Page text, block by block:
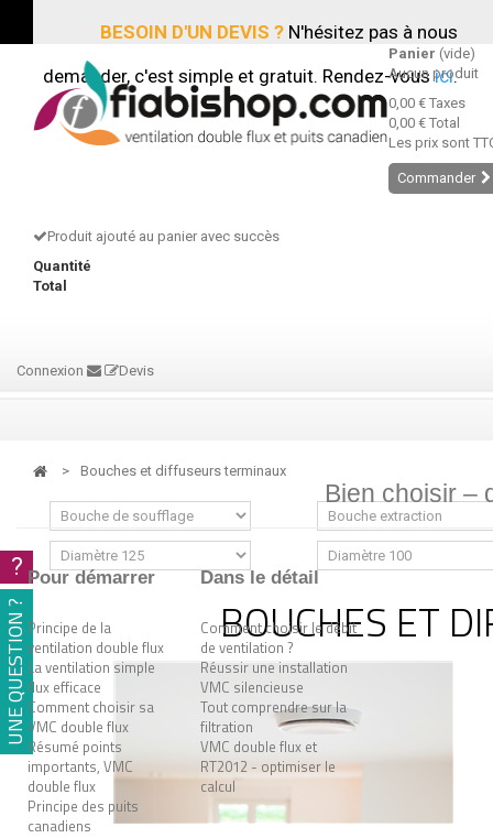
BESOIN D'UN DEVIS ?N'hésitez pas à nous
demander, c'est simple et gratuit. Rendez-vousici.
Panier (vide)
Aucun produit
0,00 € Taxes
0,00 € Total
Les prix sont
Commander
Produit ajouté au panier avec succès
Quantité
Total
Connexion Devis
Bien choisir –
Pour démarrer
Principe de la
ventilation double flux
La ventilation simple
flux efficace
Comment choisir sa
VMC double flux
Résumé points
importants, VMC
double flux
Principe des puits
canadiens
Dans le détail
Comment choisir le débit
de ventilation ?
Réussir une installation
VMC silencieuse
Tout comprendre sur la
filtration
VMC double flux et
RT2012 - optimiser le
calcul
> Bouches et diffuseurs terminaux
BOUCHES ET
?
UNE QUESTION ?